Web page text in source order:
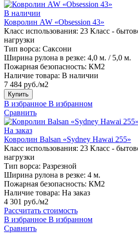
В наличии
Ковролин AW «Obsession 43»
Класс использования: 23 Класс -
нагрузки
Тип ворса: Саксони
Ширина рулона в резке: 4,0 м. / 5,0 м.
Пожарная безопасность: КМ2
Наличие товара: В наличии
7 484 руб./м2
Купить
В избранное В избранном
Сравнить
На заказ
Ковролин Balsan «Sydney Hawai 255»
Класс использования: 23 Класс -
нагрузки
Тип ворса: Разрезной
Ширина рулона в резке: 4 м.
Пожарная безопасность: КМ2
Наличие товара: На заказ
4 301 руб./м2
Рассчитать стоимость
В избранное В избранном
Сравнить